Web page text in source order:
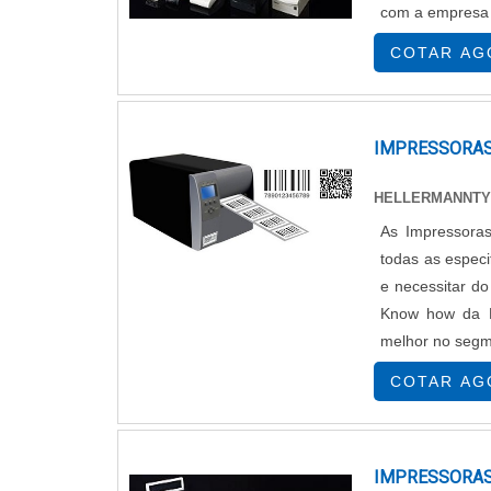
COMPARAÇÃO DE
A comparação entre as tecnologias de
mercado. Aqui, exploraremos as
FÁBRICA VS. ADAPTADA
Característica
Alto
Alta
Alta
Manutenção Suporte
Impressoras de fábrica tendem a ter
com a
COTAR
As
todas as
e necessitar
Know how da
melhor no
de
COTAR